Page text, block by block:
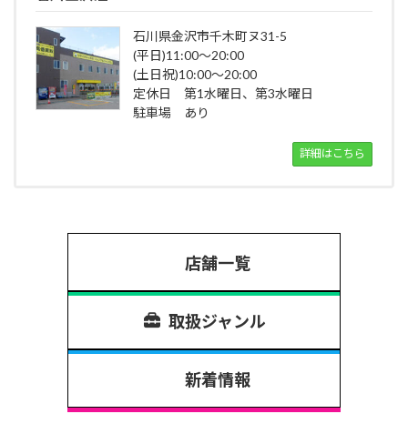
石川県金沢市千木町ヌ31-5
(平日)11:00～20:00
(土日祝)10:00～20:00
定休日 第1水曜日、第3水曜日
駐車場 あり
詳細はこちら
店舗一覧
取扱ジャンル
新着情報